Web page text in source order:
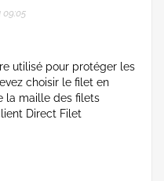
09:05
utilisé pour protéger les
choisir le filet en
la maille des filets
Direct Filet